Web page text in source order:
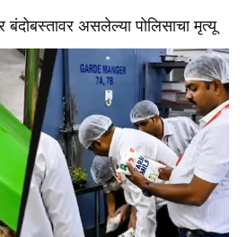
बंदोबस्तावर असलेल्या पोलिसाचा मृत्यू